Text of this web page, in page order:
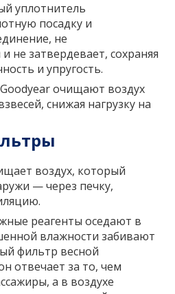
уплотнитель
посадку и
не
и не затвердевает, сохраняя
и упругость.
очищают воздух
снижая нагрузку на
воздух, который
— через печку,
реагенты оседают в
влажности забивают
фильтр весной
отвечает за то, чем
а в воздухе